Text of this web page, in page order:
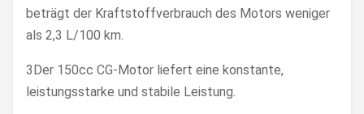
beträgt der Kraftstoffverbrauch des Motors weniger
als 2,3 L/100 km.
3Der 150cc CG-Motor liefert eine konstante,
leistungsstarke und stabile Leistung.